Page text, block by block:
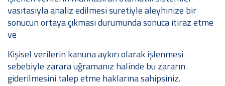
vasıtasıyla analiz edilmesi suretiyle aleyhinize bir
sonucun ortaya çıkması durumunda sonuca itiraz etme
ve
Kişisel verilerin kanuna aykırı olarak işlenmesi
sebebiyle zarara uğramanız halinde bu zararın
giderilmesini talep etme haklarına sahipsiniz.